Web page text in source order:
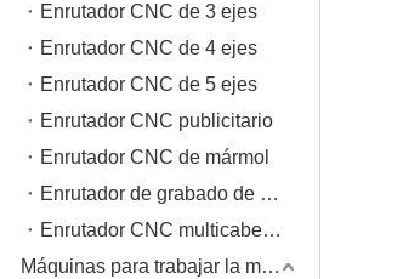
Enrutador CNC de 3 ejes
Enrutador CNC de 4 ejes
Enrutador CNC de 5 ejes
Enrutador CNC publicitario
Enrutador CNC de mármol
Enrutador de grabado de metal
Enrutador CNC multicabezal
Máquinas para trabajar la madera